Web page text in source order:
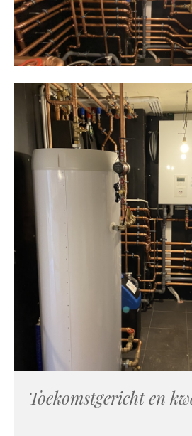
Toekomstgericht en